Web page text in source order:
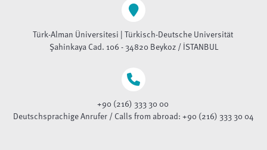
Türk-Alman Üniversitesi | Türkisch-Deutsche Universität
Şahinkaya Cad. 106 - 34820 Beykoz / İSTANBUL
+90 (216) 333 30 00
Deutschsprachige Anrufer / Calls from abroad: +90 (216) 333 30 04